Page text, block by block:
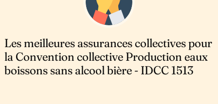
Les meilleures assurances collectives pour
la Convention collective Production eaux
boissons sans alcool bière - IDCC 1513